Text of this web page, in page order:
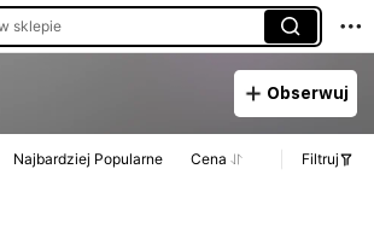
sklepie
Obserwuj
Najbardziej Popularne Cena Filtruj